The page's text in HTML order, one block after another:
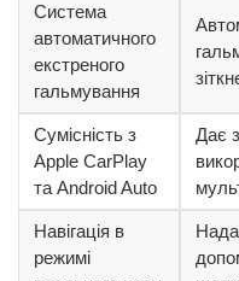
Система
автоматичного
екстреного
гальмування
Сумісність з
Apple CarPlay
та Android Auto
Дає
Навігація в
режимі